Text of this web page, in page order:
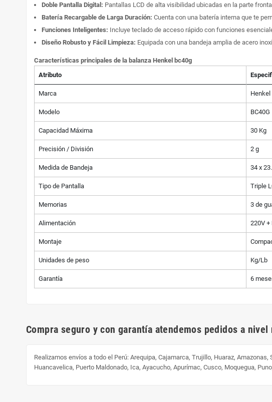
Doble Pantalla Digital: Pantallas LCD de alta visibilidad ubicadas en la parte
Batería Recargable de Larga Duración: Cuenta con una batería interna que te
Funciones Inteligentes: Incluye teclado de acceso rápido con funciones
Diseño Robusto y Fácil Limpieza: Equipada con una bandeja amplia de acero
Características principales de la balanza Henkel bc40g
Atributo
Marca Henkel
Modelo BC40G
Capacidad Máxima 30 Kg
Precisión / División 2 g
Medida de Bandeja 34 x
Tipo de Pantalla Triple
Memorias 3 de
Alimentación 220V +
Montaje
Unidades de peso Kg/Lb
Garantía 6
Compra seguro y con garantía atendemos pedidos a nivel
Realizamos envíos a todo el Perú: Arequipa, Cajamarca, Trujillo, Huaraz,
Huancavelica, Puerto Maldonado, Ica, Ayacucho, Apurímac, Cusco, Moquegua,